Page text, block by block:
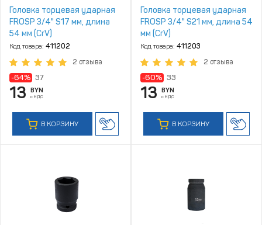
Головка торцевая ударная
FROSP 3/4" S17 мм, длина
54 мм (CrV)
Код товара: 411202
2 отзыва
-64% 37
13 BYN
с НДС
В КОРЗИНУ
Головка торцевая ударная
FROSP 3/4" S21 мм, длина 54
мм (CrV)
Код товара: 411203
2 отзыва
-60% 33
13 BYN
с НДС
В КОРЗИНУ